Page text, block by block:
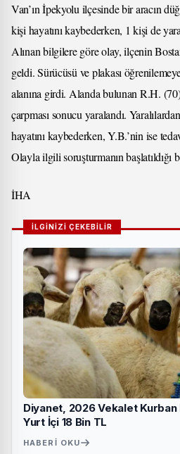
Van’ın İpekyolu ilçesinde bir aracın
kişi hayatını kaybederken, 1 kişi de
Alınan bilgilere göre olay, ilçenin
geldi. Sürücüsü ve plakası
alanına girdi. Alanda bulunan R.H.
çarpması sonucu yaralandı.
hayatını kaybederken, Y.B.’nin ise
Olayla ilgili soruşturmanın başlatıldığı
İHA
İLGİNİZİ ÇEKEBİLİR
Diyanet, 2026 Vekalet Kurban
Yurt İçi 18 Bin TL
HABERI OKU